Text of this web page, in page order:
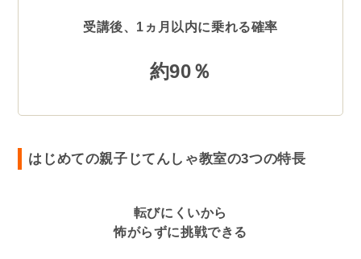
受講後、1ヵ月以内に乗れる確率
約90％
はじめての親子じてんしゃ教室の3つの特長
転びにくいから
怖がらずに挑戦できる